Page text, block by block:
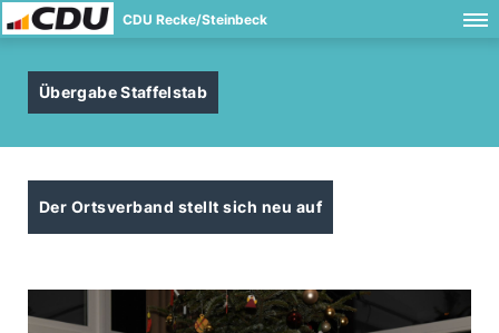
CDU Recke/Steinbeck
Übergabe Staffelstab
Der Ortsverband stellt sich neu auf